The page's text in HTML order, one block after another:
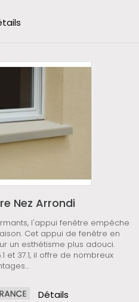
Nez Arrondi
l'appui fenêtre empêche
Cet appui de fenêtre en
un esthétisme plus adouci.
et 37.1, il offre de nombreux
Détails